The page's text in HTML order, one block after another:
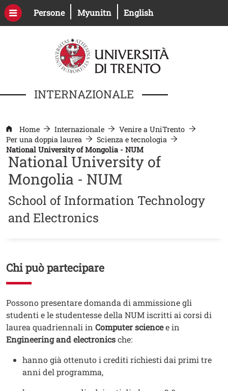
Salta al contenuto principale
PersoneApri il link in una nuova finestra
MyunitnApri il link in una nuova
English
INTERNAZIONALE
Home Internazionale
Venire a UniTrento
Per una doppia laurea
Scienza e tecnologia
National University of Mongolia - NUM
National University of
Mongolia - NUM
School of Information Technology
and Electronics
Chi può partecipare
Testo
Possono presentare domanda di ammissione gli
studenti e le studentesse della NUM iscritti ai corsi di
laurea quadriennali in Computer sciencee in
Engineering and electronicsche:
hanno già ottenuto i crediti richiesti dai primi tre
anni del programma,